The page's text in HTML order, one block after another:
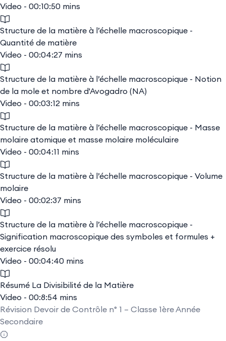
Video - 00:10:50 mins
Structure de la matière à l’échelle macroscopique -
Quantité de matière
Video - 00:04:27 mins
Structure de la matière à l’échelle macroscopique - Notion
de la mole et nombre d'Avogadro (NA)
Video - 00:03:12 mins
Structure de la matière à l’échelle macroscopique - Masse
molaire atomique et masse molaire moléculaire
Video - 00:04:11 mins
Structure de la matière à l’échelle macroscopique - Volume
molaire
Video - 00:02:37 mins
Structure de la matière à l’échelle macroscopique -
Signification macroscopique des symboles et formules +
exercice résolu
Video - 00:04:40 mins
Résumé La Divisibilité de la Matière
Video - 00:8:54 mins
Révision Devoir de Contrôle n° 1 – Classe 1ère Année
Secondaire